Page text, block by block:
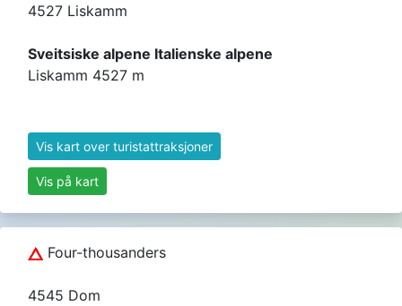
4527 Liskamm
Sveitsiske alpene Italienske alpene
Liskamm 4527 m
Vis kart over turistattraksjoner
Vis på kart
Four-thousanders
4545 Dom